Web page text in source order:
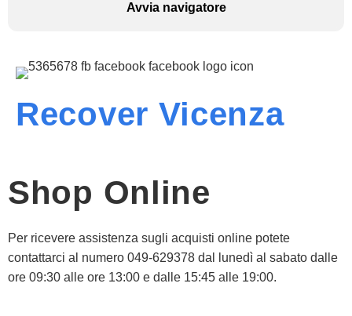
Avvia navigatore
Recover Vicenza
Shop Online
Per ricevere assistenza sugli acquisti online potete
contattarci al numero 049-629378 dal lunedì al sabato dalle
ore 09:30 alle ore 13:00 e dalle 15:45 alle 19:00.